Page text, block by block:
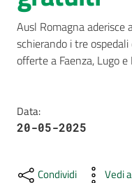
AUSL
Comunica
Carta
Servizi
Ausl Romagna aderisce
schierando i tre
offerte a Faenza, Lugo e
Data:
20-05-2025
Condividi Vedi